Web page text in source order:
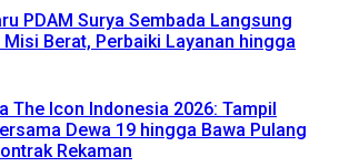
PDAM Surya Sembada Langsung
Misi Berat, Perbaiki Layanan hingga
The Icon Indonesia 2026: Tampil
Dewa 19 hingga Bawa Pulang
Rekaman